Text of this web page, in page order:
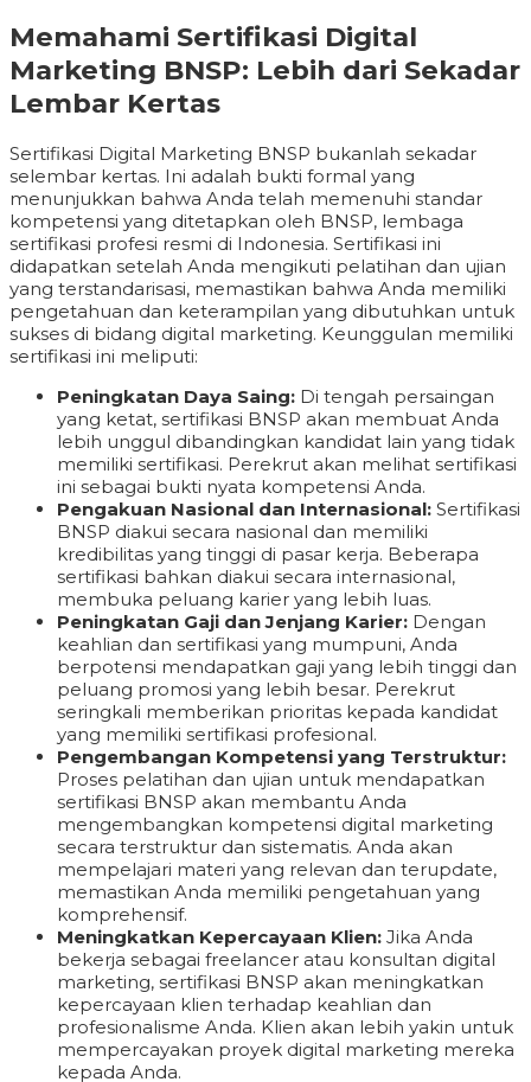
Memahami Sertifikasi Digital
Marketing BNSP: Lebih dari Sekadar
Lembar Kertas
Sertifikasi Digital Marketing BNSP bukanlah sekadar
selembar kertas. Ini adalah bukti formal yang
menunjukkan bahwa Anda telah memenuhi standar
kompetensi yang ditetapkan oleh BNSP, lembaga
sertifikasi profesi resmi di Indonesia. Sertifikasi ini
didapatkan setelah Anda mengikuti pelatihan dan ujian
yang terstandarisasi, memastikan bahwa Anda memiliki
pengetahuan dan keterampilan yang dibutuhkan untuk
sukses di bidang digital marketing. Keunggulan memiliki
sertifikasi ini meliputi:
Peningkatan Daya Saing: Di tengah persaingan
yang ketat, sertifikasi BNSP akan membuat Anda
lebih unggul dibandingkan kandidat lain yang tidak
memiliki sertifikasi. Perekrut akan melihat sertifikasi
ini sebagai bukti nyata kompetensi Anda.
Pengakuan Nasional dan Internasional: Sertifikasi
BNSP diakui secara nasional dan memiliki
kredibilitas yang tinggi di pasar kerja. Beberapa
sertifikasi bahkan diakui secara internasional,
membuka peluang karier yang lebih luas.
Peningkatan Gaji dan Jenjang Karier: Dengan
keahlian dan sertifikasi yang mumpuni, Anda
berpotensi mendapatkan gaji yang lebih tinggi dan
peluang promosi yang lebih besar. Perekrut
seringkali memberikan prioritas kepada kandidat
yang memiliki sertifikasi profesional.
Pengembangan Kompetensi yang Terstruktur:
Proses pelatihan dan ujian untuk mendapatkan
sertifikasi BNSP akan membantu Anda
mengembangkan kompetensi digital marketing
secara terstruktur dan sistematis. Anda akan
mempelajari materi yang relevan dan terupdate,
memastikan Anda memiliki pengetahuan yang
komprehensif.
Meningkatkan Kepercayaan Klien: Jika Anda
bekerja sebagai freelancer atau konsultan digital
marketing, sertifikasi BNSP akan meningkatkan
kepercayaan klien terhadap keahlian dan
profesionalisme Anda. Klien akan lebih yakin untuk
mempercayakan proyek digital marketing mereka
kepada Anda.